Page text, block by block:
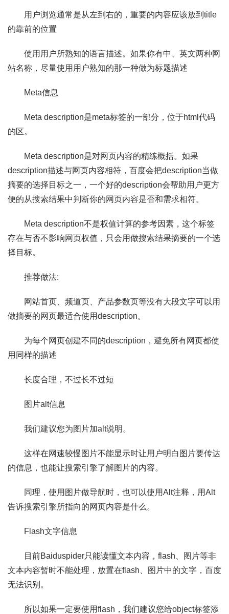
用户浏览通常是从左到右的，重要的内容应该放到title
的靠前的位置
使用用户所熟知的语言描述。如果你有中、英文两种网
站名称，尽量使用用户熟知的那一种做为标题描述
Meta信息
Meta description是meta标签的一部分，位于html代码
的区。
Meta description是对网页内容的精练概括。如果
description描述与网页内容相符，百度会把description当做
摘要的选择目标之一，一个好的description会帮助用户更方
便的从搜索结果中判断你的网页内容是否和需求相符。
Meta description不是权值计算的参考因素，这个标签
存在与否不影响网页权值，只会用做搜索结果摘要的一个选
择目标。
推荐做法:
网站首页、频道页、产品参数页等没有大段文字可以用
做摘要的网页最适合使用description。
为每个网页创建不同的description，避免所有网页都使
用同样的描述
长度合理，不过长不过短
图片alt信息
我们建议您为图片加alt说明。
这样在网速较慢图片不能显示时让用户明白图片要传达
的信息，也能让搜索引擎了解图片的内容。
同理，使用图片做导航时，也可以使用Alt注释，用Alt
告诉搜索引擎所指向的网页内容是什么。
Flash文字信息
目前Baiduspider只能读懂文本内容，flash、图片等非
文本内容暂时不能处理，放置在flash、图片中的文字，百度
无法识别。
所以如果一定要使用flash，我们建议您给object标签添